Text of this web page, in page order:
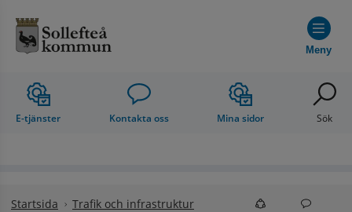
Meny
E-tjänster Kontakta oss Mina sidor Sök
Startsida
Trafik och infrastruktur